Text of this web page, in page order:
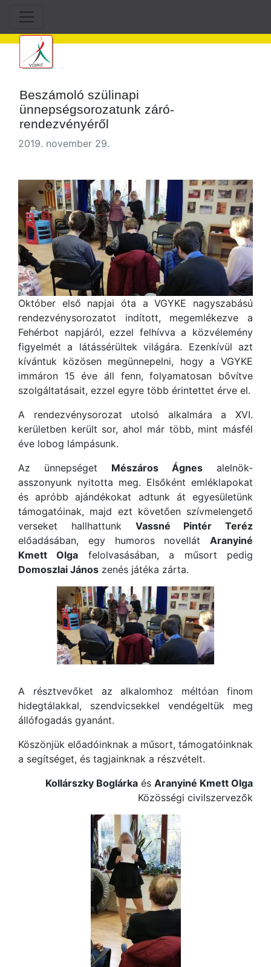
Beszámoló szülinapi
ünnepségsorozatunk záró-
rendezvényéről
2019. november 29.
Október első napjai óta a VGYKE nagyszabású
rendezvénysorozatot indított, megemlékezve a
Fehérbot napjáról, ezzel felhívva a közvélemény
figyelmét a látássérültek világára. Ezenkívül azt
kívántuk közösen megünnepelni, hogy a VGYKE
immáron 15 éve áll fenn, folyamatosan bővítve
szolgáltatásait, ezzel egyre több érintettet érve el.
A rendezvénysorozat utolsó alkalmára a XVI.
kerületben került sor, ahol már több, mint másfél
éve lobog lámpásunk.
Az ünnepséget Mészáros Ágnes alelnök-
asszonyunk nyitotta meg. Elsőként emléklapokat
és apróbb ajándékokat adtunk át egyesületünk
támogatóinak, majd ezt követően szívmelengető
verseket hallhattunk Vassné Pintér Teréz
előadásában, egy humoros novellát Aranyiné
Kmett Olga felolvasásában, a műsort pedig
Domoszlai János zenés játéka zárta.
A résztvevőket az alkalomhoz méltóan finom
hidegtálakkal, szendvicsekkel vendégeltük meg
állófogadás gyanánt.
Köszönjük előadóinknak a műsort, támogatóinknak
a segítséget, és tagjainknak a részvételt.
Kollárszky Boglárka és Aranyiné Kmett Olga
Közösségi civilszervezők